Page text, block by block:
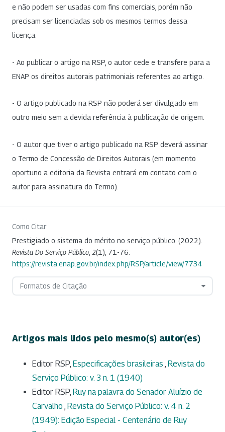
e não podem ser usadas com fins comerciais, porém não
precisam ser licenciadas sob os mesmos termos dessa
licença.
- Ao publicar o artigo na RSP, o autor cede e transfere para a
ENAP os direitos autorais patrimoniais referentes ao artigo.
- O artigo publicado na RSP não poderá ser divulgado em
outro meio sem a devida referência à publicação de origem.
- O autor que tiver o artigo publicado na RSP deverá assinar
o Termo de Concessão de Direitos Autorais (em momento
oportuno a editoria da Revista entrará em contato com o
autor para assinatura do Termo).
Como Citar
Prestigiado o sistema do mérito no serviço público. (2022).
Revista Do Serviço Público 2(1), 71-76.
https://revista.enap.gov.br/index.php/RSP/article/view/7734
Formatos de Citação
Artigos mais lidos pelo mesmo(s) autor(es)
Editor RSP, Especificações brasileiras , Revista do
Serviço Público: v. 3 n. 1 (1940)
Editor RSP, Ruy na palavra do Senador Aluízio de
Carvalho , Revista do Serviço Público: v. 4 n. 2
(1949): Edição Especial - Centenário de Ruy